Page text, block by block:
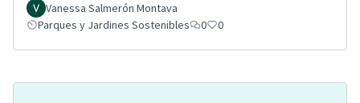
Vanessa Salmerón Montava
Parques y Jardines Sostenibles
0 0